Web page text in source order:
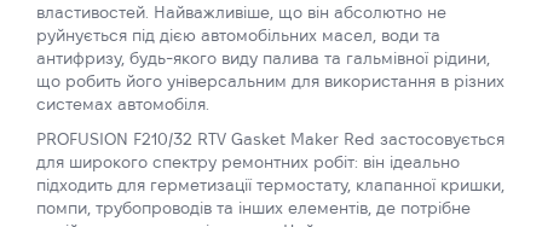
властивостей. Найважливіше, що він абсолютно не
руйнується під дією автомобільних масел, води та
антифризу, будь-якого виду палива та гальмівної рідини,
що робить його універсальним для використання в різних
системах автомобіля.
PROFUSION F210/32 RTV Gasket Maker Red застосовується
для широкого спектру ремонтних робіт: він ідеально
підходить для герметизації термостату, клапанної кришки,
помпи, трубопроводів та інших елементів, де потрібне